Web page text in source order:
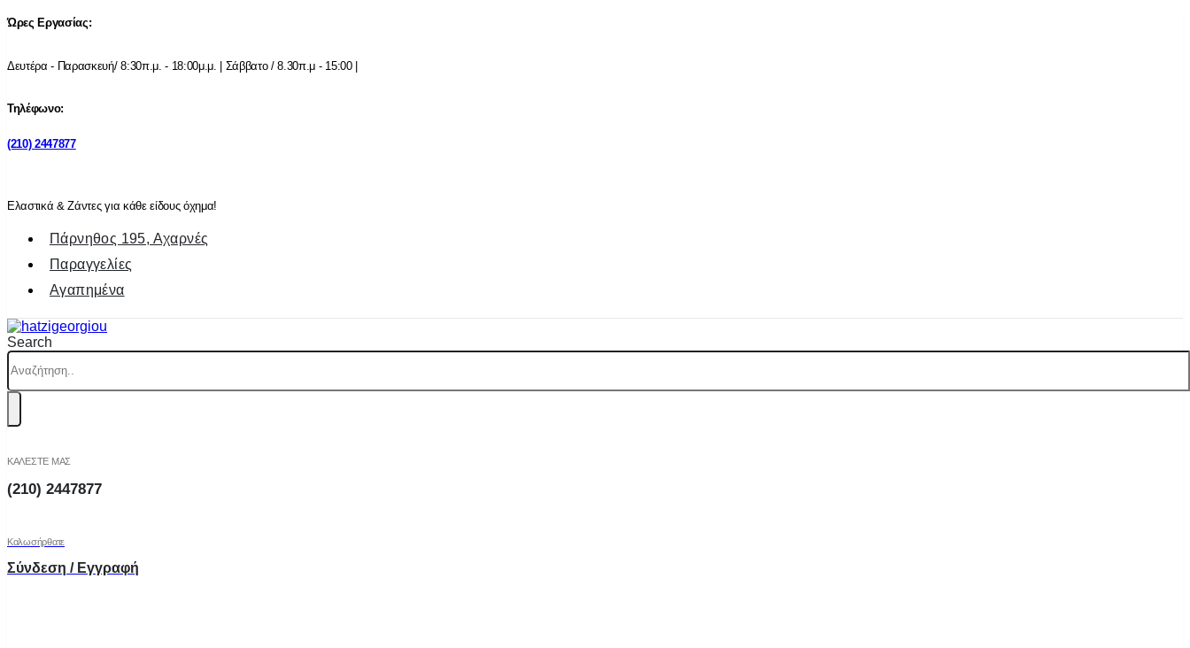
Ώρες Εργασίας:
Δευτέρα - Παρασκευή/ 8:30π.μ. - 18:00μ.μ. | Σάββατο / 8.30π.μ - 15:00 |
Τηλέφωνο:
(210) 2447877
Ελαστικά & Ζάντες για κάθε είδους όχημα!
Πάρνηθος 195, Αχαρνές
Παραγγελίες
Αγαπημένα
Search
ΚΑΛΕΣΤΕ ΜΑΣ
(210) 2447877
Καλωσήρθατε
Σύνδεση / Εγγραφή